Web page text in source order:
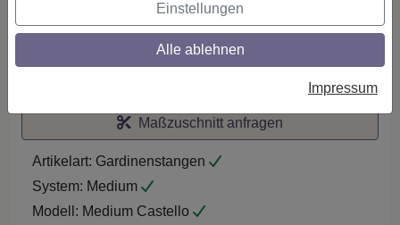
Maßzuschnitt anfragen
Artikelart: Gardinenstangen
System: Medium
Modell: Medium Castello
Einstellungen
Alle ablehnen
Impressum